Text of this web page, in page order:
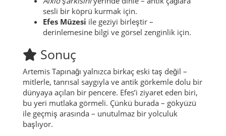
sesli bir köprü kurmak için.
Efes Müzesi ile geziyi birleştir –
derinlemesine bilgi ve görsel zenginlik için.
Sonuç
Artemis Tapınağı yalnızca birkaç eski taş değil –
mitlerle, tanrısal saygıyla ve antik görkemle dolu bir
dünyaya açılan bir pencere. Efes’i ziyaret eden biri,
bu yeri mutlaka görmeli. Çünkü burada – gökyüzü
ile geçmiş arasında – unutulmaz bir yolculuk
başlıyor.